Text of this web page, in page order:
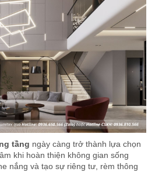
tầng ngày càng trở thành lựa chọn
khi hoàn thiện không gian sống
nắng và tạo sự riêng tư, rèm thông